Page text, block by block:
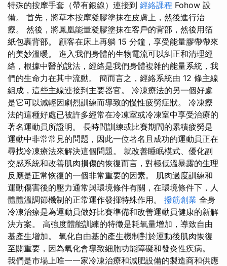
特殊的按摩手套（帶有銀線）連接到 經絡課程 Fohow 設
備。 首先，將草本按摩凝膠塗抹在皮膚上，然後進行治
療。 然後，將鳳凰能量凝膠塗抹在客戶的背部，然後用箔
紙包裹背部。 顧客在床上再躺 15 分鐘，享受能量膠帶帶來
的美妙溫暖。 進入我們身體的生物電流可以糾正和清理經
絡，根據中醫的說法，經絡是我們身體複雜的能量系統，我
們的生命力在其中流動。 簡而言之，經絡系統由 12 條主線
組成，這些主線連接到主要器官。 冷凍療法的另一個好處
是它可以減輕因劇烈訓練而導致的慢性疲勞症狀。 冷凍療
法的這種好處已被許多經常在冷凍室或冷凍室中享受治療的
著名運動員所證明。 長時間訓練或比賽期間的累積疲勞是
運動中非常常見的問題，因此一位著名且成功的運動員正在
尋找冷凍療法來解決這個問題。 就改善睡眠模式、優化副
交感系統和改善肌肉損傷的恢復而言，對極低溫暴露的生理
反應是正常恢復的一個非常重要的因素。 肌肉過度訓練和
運動傷害後的壓力通常與環境條件有關，在環境條件下，人
體體溫調節機制的正常運作發揮特殊作用。 撥筋創業 全身
冷凍治療是為運動員做好比賽準備和改善運動員健康的新解
決方案。 高強度體能訓練的特徵是耗氧量增加，導致自由
基產生增加。 氧化自由基的產生機制對於運動後肌肉恢復
至關重要，因為氧化會導致細胞功能障礙和發炎性疾病。
我們是市場上唯一一家冷凍治療和減肥設備的製造商和供應